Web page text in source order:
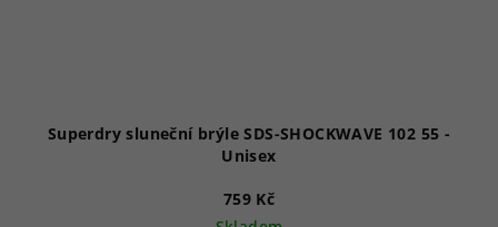
Superdry sluneční brýle SDS-SHOCKWAVE 102 55 -
Unisex
759 Kč